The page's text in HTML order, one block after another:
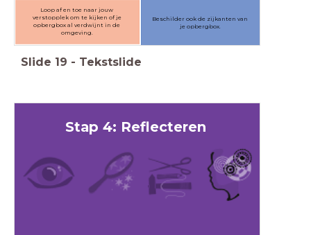
Beschilder ook de zijkanten van
je opbergbox.
Loop af en toe naar jouw
verstopplek om te kijken of je
opbergbox al verdwijnt in de
omgeving.
Slide 19 - Tekstslide
Stap 4: Reflecteren